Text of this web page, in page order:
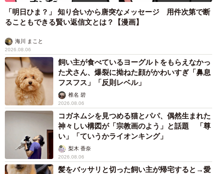
ストコロナの未来人はこの布マスクに何を見るでしょう
【アベノマスク】
安倍政権が新型コロナ対策の目玉とし
て行った布製マスクの配布。厚生労働省が介護施設や妊婦
向けに約1億5736万枚、全世帯向けに約1億3004万枚、文部
科学省が学校用に約3070万枚を調達しました。支払いには
計約442億6338万円もの巨額の税金が投じられました。マ
スクの流通状況や配布方針の変更に伴い、厚労省調達分は
2021年3月時点で約8272万枚（約115億1千万円相当）が倉
庫で保管され、保管費は昨年8月～今年3月で約6億円に上り
ます。
「明日ひま？」 知り合いから唐突なメッセージ 用件次第で断
ることもできる賢い返信文とは？【漫画】
海川 まこと
2026.08.06
飼い主が食べているヨーグルトをもらえなかっ
た犬さん、爆裂に拗ねた顔がかわいすぎ「鼻息
フスフス」「反則レベル」
椎名 碧
2026.08.06
コガネムシを見つめる猫とパパ、偶然生まれた
神々しい構図が「宗教画のよう」と話題 「尊
い」「ていうかライオンキング」
梨木 香奈
2026.08.06
髪をバッサリと切った飼い主が帰宅すると→愛